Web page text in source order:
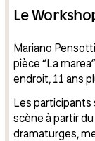
Le
Mariano
pièce “La
endroit, 11 ans
Les participants
scène à partir du
dramaturges,